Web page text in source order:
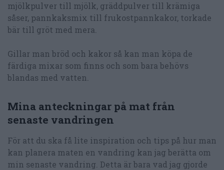
mjölkpulver till mjölk, gräddpulver till krämiga
såser, pannkaksmix till frukostpannkakor, torkade
bär till gröt med mera.
Gillar man bröd och kakor så kan man köpa de
färdiga mixar som finns och som bara behövs
blandas med vatten.
Mina anteckningar på mat från
senaste vandringen
För att du ska få lite inspiration och tips på hur man
kan planera maten en vandring kan jag berätta om
min senaste vandring. Detta är bara vad jag gjorde